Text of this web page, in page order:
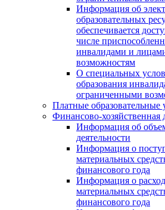
Информация об
образовательных
обеспечивается
числе
инвалидами и
возможностям
О специальных
образования
ограниченными
Платные образовательные
Финансово-хозяйственная
Информация об
деятельности
Информация о
материальных
финансового года
Информация о
материальных
финансового года